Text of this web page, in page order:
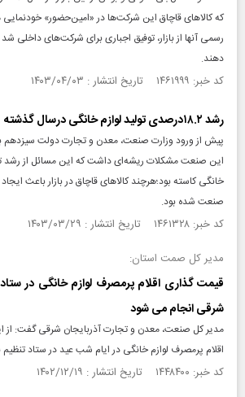
که کالاهای قاچاق این شرکت‌ها در «امین‌حضور»
رسمی آنها از بازار، توفیق اجباری برای شرکت‌های داخلی شد
دهند.
کد خبر: ۱۴۶۱۹۹۹ تاریخ انتشار : ۱۴۰۳/۰۴/۰۳
رشد ۱۸.۲درصدی تولید لوازم خانگی درسال گذشته
پیش از ورود وزارت صنعت، معدن و تجارت دولت سیزدهم
این صنعت مشکلات ریشه‌ای داشت که این مسائل از رشد
خانگی کاسته بود؛هرچند کالاهای قاچاق در بازار باعث
صنعت شده بود.
کد خبر: ۱۴۶۱۳۲۸ تاریخ انتشار : ۱۴۰۳/۰۳/۲۹
مدیر کل صمت استان:
قیمت گذاری اقلام پرمصرف لوازم خانگی در ستاد
شرقی انجام می شود
مدیر کل صنعت، معدن و تجارت آذربایجان شرقی گفت:
اقلام پرمصرف لوازم خانگی در ایام شب عید در ستاد تنظیم
کد خبر: ۱۴۴۸۴۰۰ تاریخ انتشار : ۱۴۰۲/۱۲/۱۹